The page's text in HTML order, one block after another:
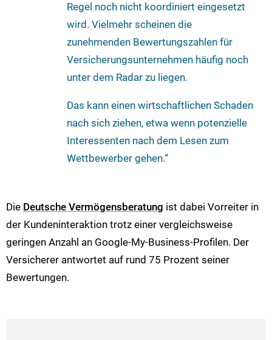
Regel noch nicht koordiniert eingesetzt
wird. Vielmehr scheinen die
zunehmenden Bewertungszahlen für
Versicherungsunternehmen häufig noch
unter dem Radar zu liegen.
Das kann einen wirtschaftlichen Schaden
nach sich ziehen, etwa wenn potenzielle
Interessenten nach dem Lesen zum
Wettbewerber gehen.“
Die Deutsche Vermögensberatung ist dabei Vorreiter in
der Kundeninteraktion trotz einer vergleichsweise
geringen Anzahl an Google-My-Business-Profilen. Der
Versicherer antwortet auf rund 75 Prozent seiner
Bewertungen.